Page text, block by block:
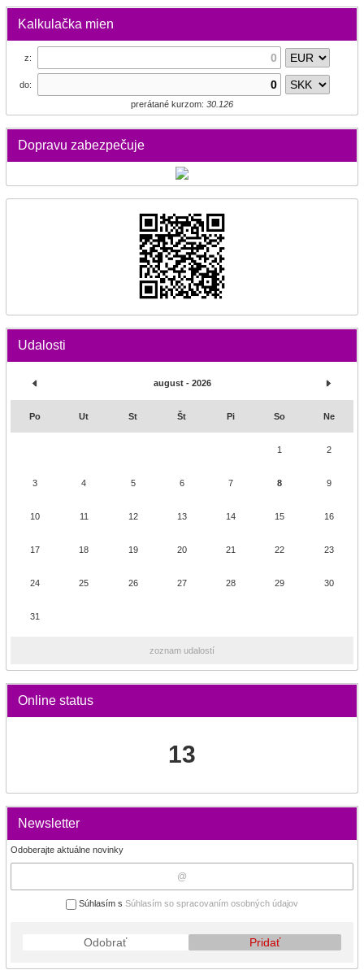
Kalkulačka mien
z:
do:
prerátané kurzom: 30.126
Dopravu zabezpečuje
Udalosti
august - 2026
Po Ut St Št Pi So Ne
1 2
3 4 5 6 7 8 9
10 11 12 13 14 15 16
17 18 19 20 21 22 23
24 25 26 27 28 29 30
31
zoznam udalostí
Online status
13
Newsletter
Odoberajte aktuálne novinky
Súhlasím s Súhlasím so spracovaním osobných údajov
Odobrať Pridať